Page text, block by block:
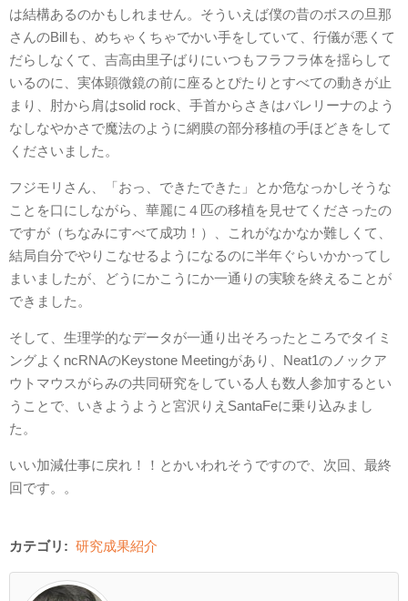
は結構あるのかもしれません。そういえば僕の昔のボスの旦那
さんのBillも、めちゃくちゃでかい手をしていて、行儀が悪くて
だらしなくて、吉高由里子ばりにいつもフラフラ体を揺らして
いるのに、実体顕微鏡の前に座るとぴたりとすべての動きが止
まり、肘から肩はsolid rock、手首からさきはバレリーナのよう
なしなやかさで魔法のように網膜の部分移植の手ほどきをして
くださいました。
フジモリさん、「おっ、できたできた」とか危なっかしそうな
ことを口にしながら、華麗に４匹の移植を見せてくださったの
ですが（ちなみにすべて成功！）、これがなかなか難しくて、
結局自分でやりこなせるようになるのに半年ぐらいかかってし
まいましたが、どうにかこうにか一通りの実験を終えることが
できました。
そして、生理学的なデータが一通り出そろったところでタイミ
ングよくncRNAのKeystone Meetingがあり、Neat1のノックア
ウトマウスがらみの共同研究をしている人も数人参加するとい
うことで、いきようようと宮沢りえSantaFeに乗り込みまし
た。
いい加減仕事に戻れ！！とかいわれそうですので、次回、最終
回です。。
カテゴリ: 研究成果紹介